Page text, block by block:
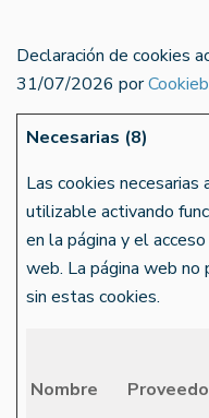
Declaración de cookies
31/07/2026 por
Necesarias (8)
Las cookies necesarias
utilizable activando
en la página y el
web. La página web no
sin estas cookies.
Nombre